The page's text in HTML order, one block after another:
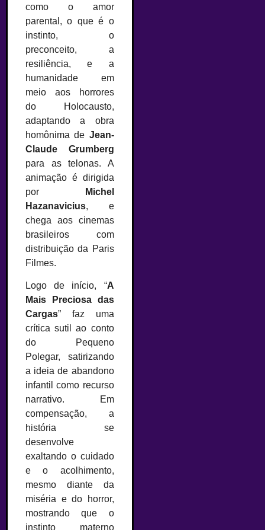
como o amor
parental, o que é o
instinto, o
preconceito, a
resiliência, e a
humanidade em
meio aos horrores
do Holocausto,
adaptando a obra
homônima de Jean-
Claude Grumberg
para as telonas. A
animação é dirigida
por
Michel
Hazanavicius, e
chega aos cinemas
brasileiros com
distribuição da Paris
Filmes.
Logo de início, “A
Mais Preciosa
das
Cargas” faz uma
crítica sutil ao conto
do Pequeno
Polegar, satirizando
a ideia de abandono
infantil como recurso
narrativo. Em
compensação, a
história se
desenvolve
exaltando o cuidado
e o acolhimento,
mesmo diante da
miséria e do horror,
mostrando que o
instinto materno